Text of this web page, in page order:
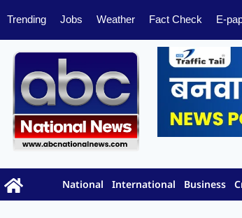
Trending Jobs Weather Fact Check E-
National International Business